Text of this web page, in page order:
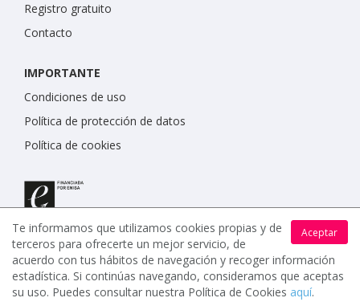
Registro gratuito
Contacto
IMPORTANTE
Condiciones de uso
Política de protección de datos
Política de cookies
Aceptar
Te informamos que utilizamos cookies propias y de
terceros para ofrecerte un mejor servicio, de
acuerdo con tus hábitos de navegación y recoger información
estadística. Si continúas navegando, consideramos que aceptas
su uso. Puedes consultar nuestra Política de Cookies aquí.